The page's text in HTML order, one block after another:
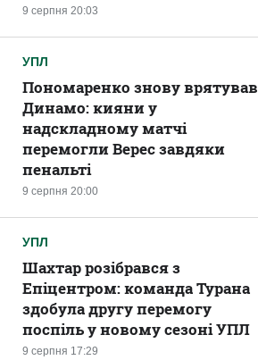
9 серпня 20:03
УПЛ
9 серпня 20:00
Пономаренко знову врятував
Динамо: кияни у
надскладному матчі
перемогли Верес завдяки
пенальті
УПЛ
9 серпня 17:29
Шахтар розібрався з
Епіцентром: команда Турана
здобула другу перемогу
поспіль у новому сезоні УПЛ